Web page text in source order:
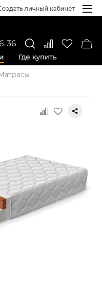
личный кабинет
Где купить
36